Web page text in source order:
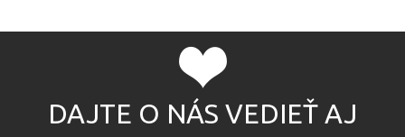
DAJTE O NÁS VEDIEŤ AJ